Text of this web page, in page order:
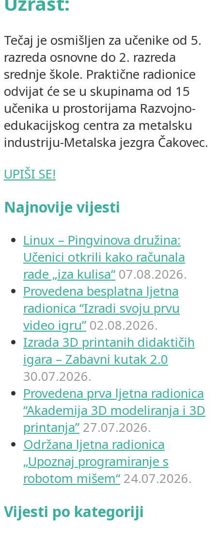
Tečaj je osmišljen za učenike od 5.
razreda osnovne do 2. razreda
srednje škole. Praktične radionice
odvijat će se u skupinama od 15
učenika u prostorijama Razvojno-
edukacijskog centra za metalsku
industriju-Metalska jezgra Čakovec.
UPIŠI SE!
Najnovije vijesti
Linux – Pingvinova družina:
Učenici otkrili kako računala
rade „iza kulisa“ 07.08.2026.
Provedena besplatna ljetna
radionica “Izradi svoju prvu
video igru” 02.08.2026.
Izrada 3D printanih didaktičih
igara – Zabavni kutak 2.0
30.07.2026.
Provedena prva ljetna radionica
“Akademija 3D modeliranja i 3D
printanja” 27.07.2026.
Održana ljetna radionica
„Upoznaj programiranje s
robotom mišem“ 24.07.2026.
Vijesti po kategoriji